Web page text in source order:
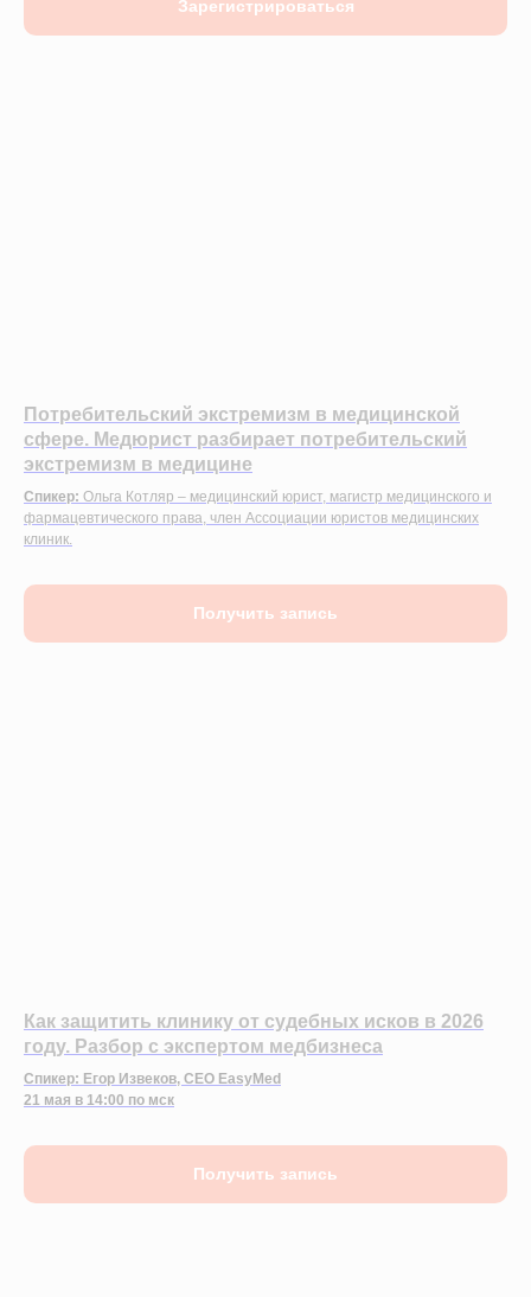
Зарегистрироваться
Потребительский экстремизм в медицинской
сфере. Медюрист разбирает потребительский
экстремизм в медицине
Спикер: Ольга Котляр – медицинский юрист, магистр медицинского и
фармацевтического права, член Ассоциации юристов медицинских
клиник.
Получить запись
Как защитить клинику от судебных исков в 2026
году. Разбор с экспертом медбизнеса
Спикер: Егор Извеков, CEO EasyMed
21 мая в 14:00 по мск
Получить запись